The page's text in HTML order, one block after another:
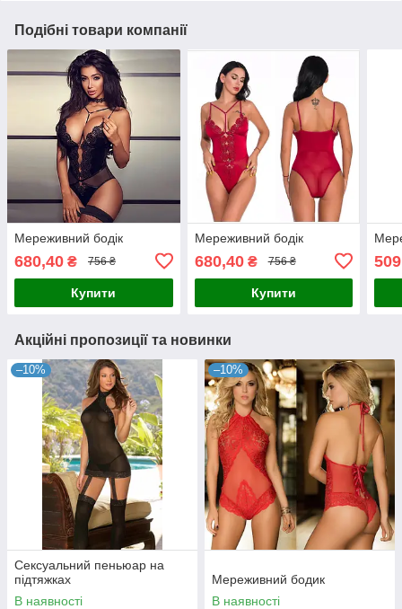
Подібні товари компанії
Мереживний бодік
680,40 ₴ 756 ₴
Купити
Мереживний бодік
680,40₴ 756 ₴
Купити
Акційні пропозиції та новинки
–10%
Сексуальний пеньюар на
підтяжках
В наявності
–10%
Мереживний бодик
В наявності